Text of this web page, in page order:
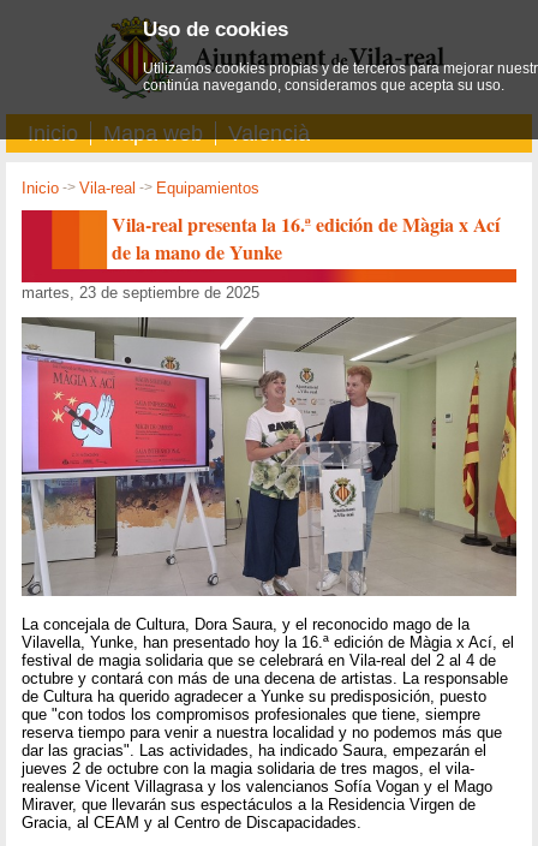
Inicio Mapa web Valencià
Inicio ->Vila-real -> Equipamientos
Vila-real presenta la 16.ª edición de Màgia x Ací
de la mano de Yunke
martes, 23 de septiembre de 2025
La concejala de Cultura, Dora Saura, y el reconocido mago de la
Vilavella, Yunke, han presentado hoy la 16.ª edición de Màgia x Ací, el
festival de magia solidaria que se celebrará en Vila-real del 2 al 4 de
octubre y contará con más de una decena de artistas. La responsable
de Cultura ha querido agradecer a Yunke su predisposición, puesto
que "con todos los compromisos profesionales que tiene, siempre
reserva tiempo para venir a nuestra localidad y no podemos más que
dar las gracias". Las actividades, ha indicado Saura, empezarán el
jueves 2 de octubre con la magia solidaria de tres magos, el vila-
realense Vicent Villagrasa y los valencianos Sofía Vogan y el Mago
Miraver, que llevarán sus espectáculos a la Residencia Virgen de
Gracia, al CEAM y al Centro de Discapacidades.
Uso de cookies
Utilizamos cookies propias y de terceros para mejorar
continúa navegando, consideramos que acepta su uso.